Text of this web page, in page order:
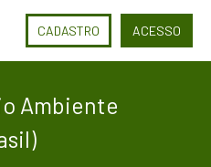
CADASTRO ACESSO
Ambiente